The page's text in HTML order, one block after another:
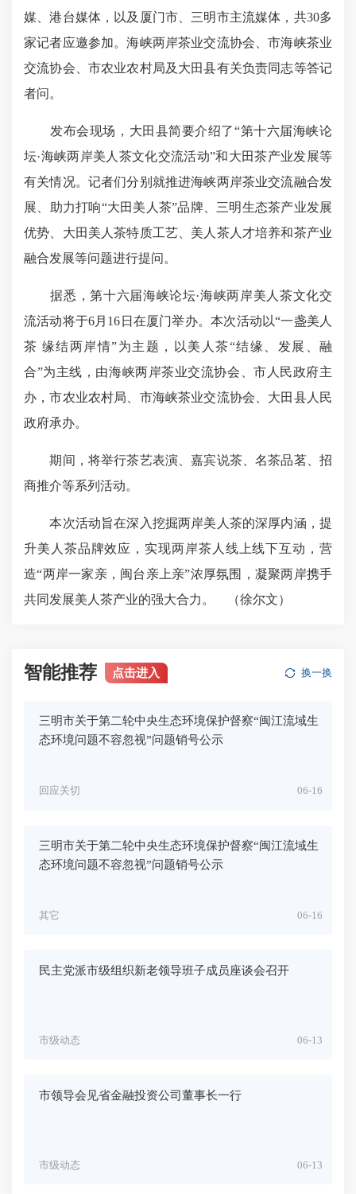
媒、港台媒体，以及厦门市、三明市主流媒体，共30多
家记者应邀参加。海峡两岸茶业交流协会、市海峡茶业
交流协会、市农业农村局及大田县有关负责同志等答记
者问。
发布会现场，大田县简要介绍了“第十六届海峡论
坛·海峡两岸美人茶文化交流活动”和大田茶产业发展等
有关情况。记者们分别就推进海峡两岸茶业交流融合发
展、助力打响“大田美人茶”品牌、三明生态茶产业发展
优势、大田美人茶特质工艺、美人茶人才培养和茶产业
融合发展等问题进行提问。
据悉，第十六届海峡论坛·海峡两岸美人茶文化交
流活动将于6月16日在厦门举办。本次活动以“一盏美人
茶 缘结两岸情”为主题，以美人茶“结缘、发展、融
合”为主线，由海峡两岸茶业交流协会、市人民政府主
办，市农业农村局、市海峡茶业交流协会、大田县人民
政府承办。
期间，将举行茶艺表演、嘉宾说茶、名茶品茗、招
商推介等系列活动。
本次活动旨在深入挖掘两岸美人茶的深厚内涵，提
升美人茶品牌效应，实现两岸茶人线上线下互动，营
造“两岸一家亲，闽台亲上亲”浓厚氛围，凝聚两岸携手
共同发展美人茶产业的强大合力。
（徐尔文）
智能推荐 点击进入 换一换
三明市关于第二轮中央生态环境保护督察“闽江流域生
态环境问题不容忽视”问题销号公示
06-16
回应关切
三明市关于第二轮中央生态环境保护督察“闽江流域生
态环境问题不容忽视”问题销号公示
06-16
其它
民主党派市级组织新老领导班子成员座谈会召开
06-13
市级动态
市领导会见省金融投资公司董事长一行
06-13
市级动态